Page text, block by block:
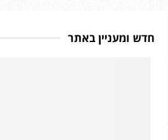
חדש ומעניין באתר